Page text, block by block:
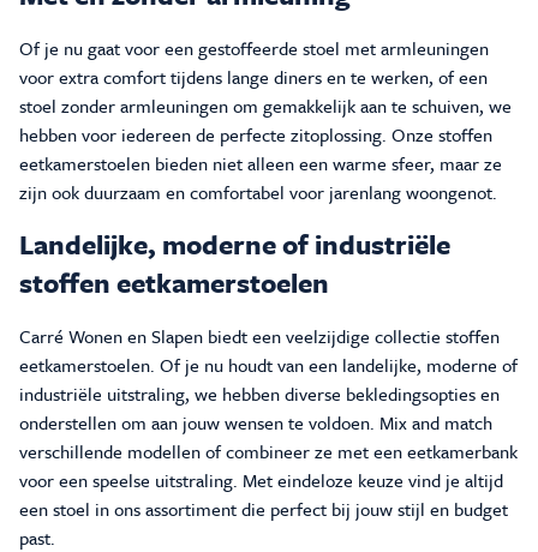
Of je nu gaat voor een gestoffeerde stoel met armleuningen
voor extra comfort tijdens lange diners en te werken, of een
stoel zonder armleuningen om gemakkelijk aan te schuiven, we
hebben voor iedereen de perfecte zitoplossing. Onze stoffen
eetkamerstoelen bieden niet alleen een warme sfeer, maar ze
zijn ook duurzaam en comfortabel voor jarenlang woongenot.
Landelijke, moderne of industriële
stoffen eetkamerstoelen
Carré Wonen en Slapen biedt een veelzijdige collectie stoffen
eetkamerstoelen. Of je nu houdt van een landelijke, moderne of
industriële uitstraling, we hebben diverse bekledingsopties en
onderstellen om aan jouw wensen te voldoen. Mix and match
verschillende modellen of combineer ze met een eetkamerbank
voor een speelse uitstraling. Met eindeloze keuze vind je altijd
een stoel in ons assortiment die perfect bij jouw stijl en budget
past.